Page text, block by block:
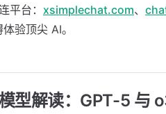
平台： xsimplechat.com、
验顶尖 AI。
型解读：GPT-5 与